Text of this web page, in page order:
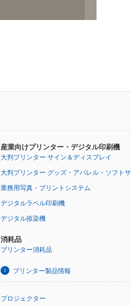
産業向けプリンター・デジタル印刷機
大判プリンター サイン＆ディスプレイ
大判プリンター グッズ・アパレル・ソフト
業務用写真・プリントシステム
デジタルラベル印刷機
デジタル捺染機
消耗品
プリンター消耗品
プリンター製品情報
プロジェクター